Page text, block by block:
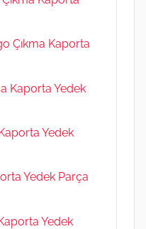
Çıkma Kaporta
Kaporta Yedek
Yedek
Yedek Parça
Yedek